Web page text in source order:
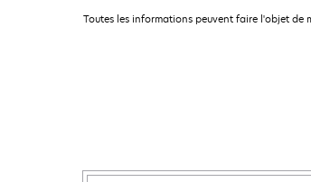
Toutes les informations peuvent faire l'objet de